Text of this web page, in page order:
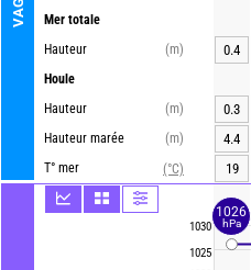
Mer totale
Hauteur
(m)
Houle
Hauteur
(m)
Hauteur marée
(m)
T° mer
(°C)
1030
1025
0.4
0.3
4.4
19
1026
hPa